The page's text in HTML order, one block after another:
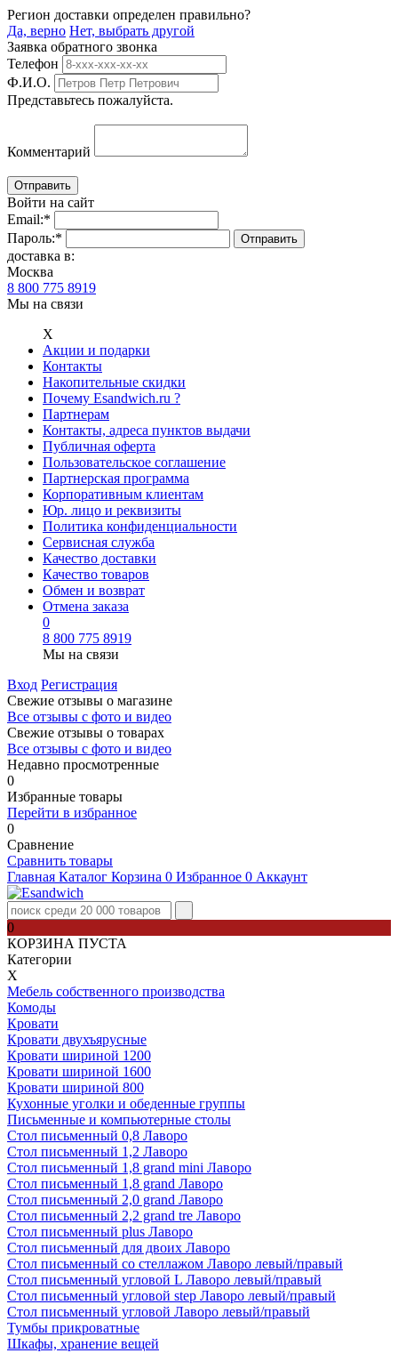
Регион доставки определен правильно?
Да, верно Нет, выбрать другой
Заявка обратного звонка
Телефон
Ф.И.О.
Представьтесь пожалуйста.
Комментарий
Войти на сайт
Email:*
Пароль:*
доставка в:
Москва
8 800 775 8919
Мы на связи
Х
Акции и подарки
Контакты
Накопительные скидки
Почему Esandwich.ru ?
Партнерам
Контакты, адреса пунктов выдачи
Публичная оферта
Пользовательское соглашение
Партнерская программа
Корпоративным клиентам
Юр. лицо и реквизиты
Политика конфиденциальности
Сервисная служба
Качество доставки
Качество товаров
Обмен и возврат
Отмена заказа
0
8 800 775 8919
Мы на связи
Вход Регистрация
Свежие отзывы о магазине
Все отзывы с фото и видео
Свежие отзывы о товарах
Все отзывы c фото и видео
Недавно просмотренные
0
Избранные товары
Перейти в избранное
0
Сравнение
Сравнить товары
Главная Каталог Корзина 0 Избранное 0 Аккаунт
0
КОРЗИНА ПУСТА
Категории
Х
Мебель собственного производства
Комоды
Кровати
Кровати двухъярусные
Кровати шириной 1200
Кровати шириной 1600
Кровати шириной 800
Кухонные уголки и обеденные группы
Письменные и компьютерные столы
Стол письменный 0,8 Лаворо
Стол письменный 1,2 Лаворо
Стол письменный 1,8 grand mini Лаворо
Стол письменный 1,8 grand Лаворо
Стол письменный 2,0 grand Лаворо
Стол письменный 2,2 grand tre Лаворо
Стол письменный plus Лаворо
Стол письменный для двоих Лаворо
Стол письменный со стеллажом Лаворо левый/правый
Стол письменный угловой L Лаворо левый/правый
Стол письменный угловой step Лаворо левый/правый
Стол письменный угловой Лаворо левый/правый
Тумбы прикроватные
Шкафы, хранение вещей